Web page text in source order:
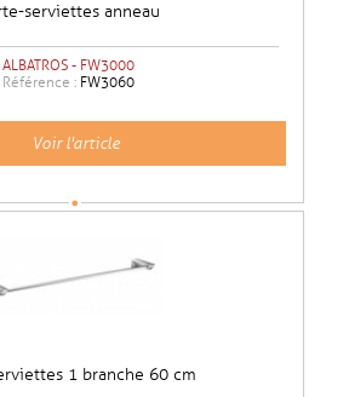
serviettes anneau
ALBATROS - FW3000
Référence : FW3060
Voir l'article
1 branche 60 cm